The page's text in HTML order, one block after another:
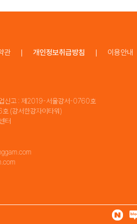
관 개인정보취급방침 이용안내
신고 : 제2019-서울강서-0760호
(강서한강자이타워)
터